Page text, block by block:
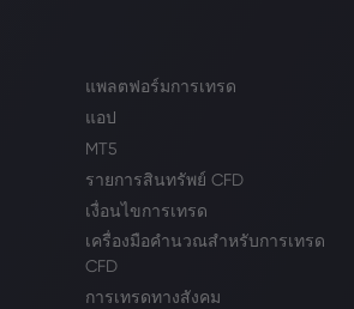
แพลตฟอร์มการเทรด
แอป
MT5
รายการสินทรัพย์ CFD
เงื่อนไขการเทรด
เครื่องมือคำนวณสำหรับการเทรด
CFD
การเทรดทางสังคม